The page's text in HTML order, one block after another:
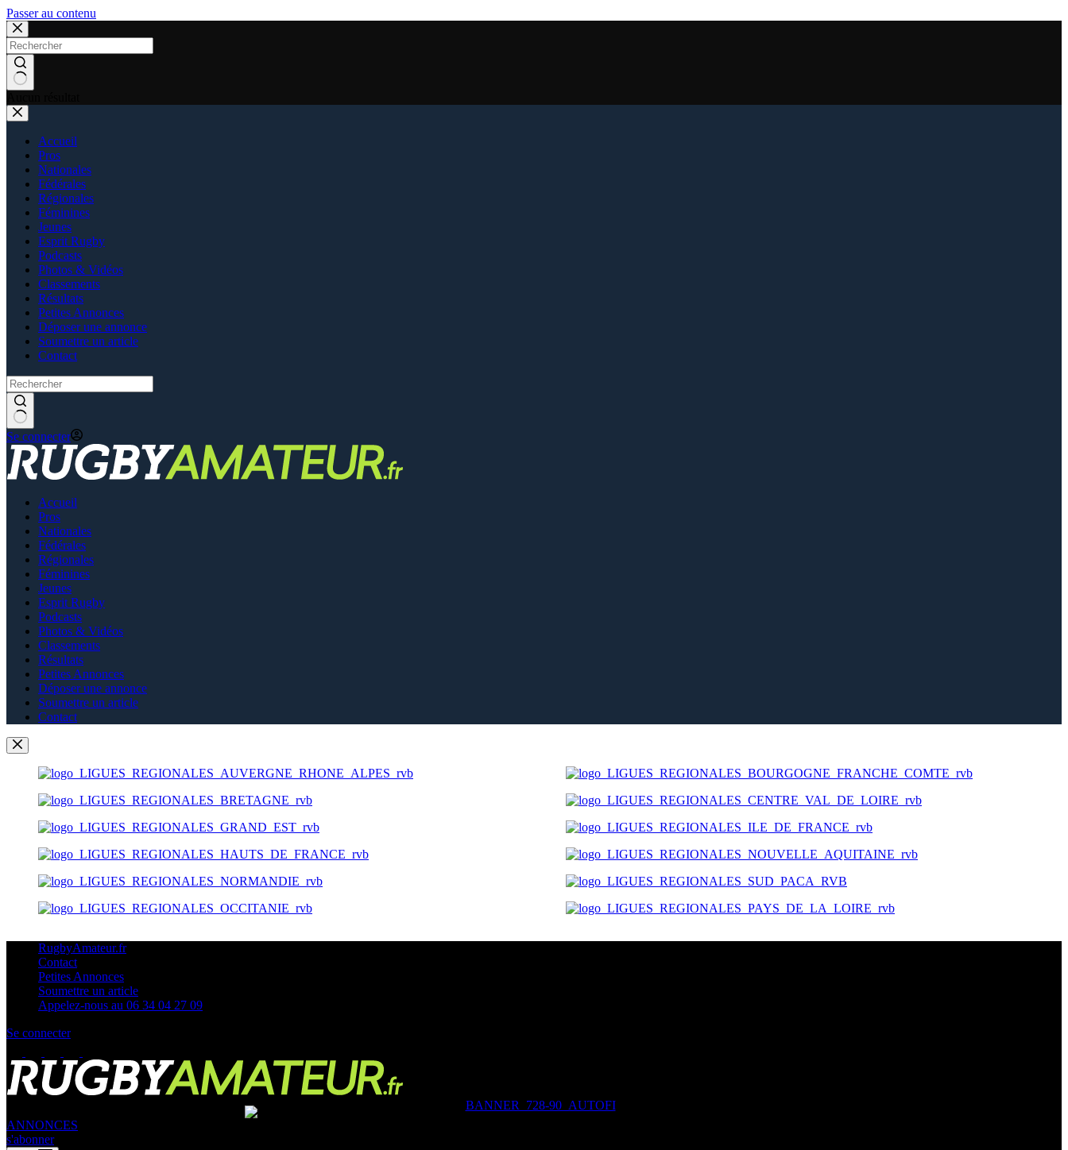
Passer au contenu
Accueil
Pros
Nationales
Fédérales
Régionales
Féminines
Jeunes
Esprit Rugby
Podcasts
Photos & Vidéos
Classements
Résultats
Petites Annonces
Déposer une annonce
Soumettre un article
Contact
Se connecter
Accueil
Pros
Nationales
Fédérales
Régionales
Féminines
Jeunes
Esprit Rugby
Podcasts
Photos & Vidéos
Classements
Résultats
Petites Annonces
Déposer une annonce
Soumettre un article
Contact
RugbyAmateur.fr
Contact
Petites Annonces
Soumettre un article
Appelez-nous au 06 34 04 27 09
Se connecter
ANNONCES
s'abonner